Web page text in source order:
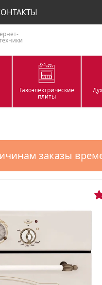
Газоэлектрические
плиты
заказы